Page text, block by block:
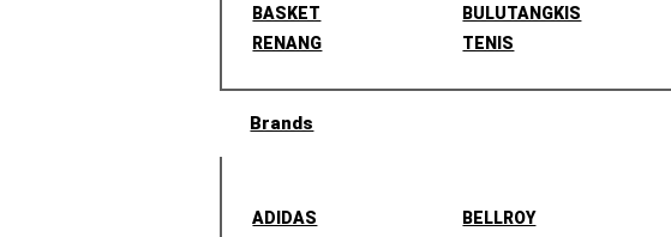
BASKET BULUTANGKIS
RENANG
TENIS
Brands
ADIDAS BELLROY